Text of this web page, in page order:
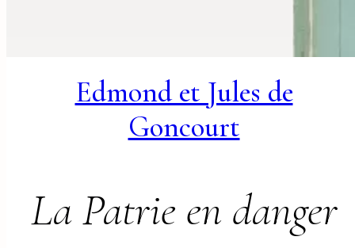
Edmond et Jules de
Goncourt
La Patrie en danger